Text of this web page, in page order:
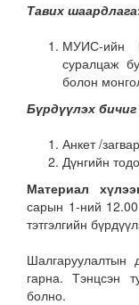
Тавих шаардлага
МУИС-ийн
суралцаж
болон
Бүрдүүлэх
Анкет /
Дүнгийн
Материал
сарын 1-ний 12.00
тэтгэлгийн
гарна. Тэнцсэн
болно.